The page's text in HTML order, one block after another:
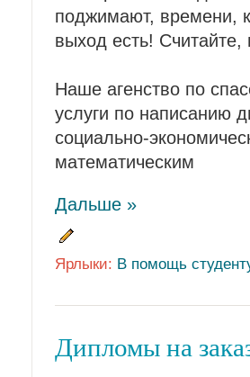
поджимают, времени,
выход есть!
Наше агенство по
услуги по написанию
социально-
математическим
Дальше »
Ярлыки: В помощь
Дипломы на